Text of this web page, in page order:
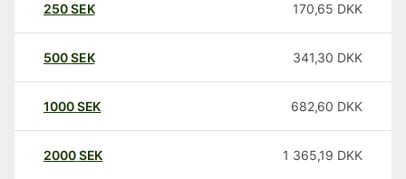
250SEK 170,65 DKK
500SEK 341,30 DKK
1000SEK 682,60 DKK
2000SEK 1 365,19 DKK